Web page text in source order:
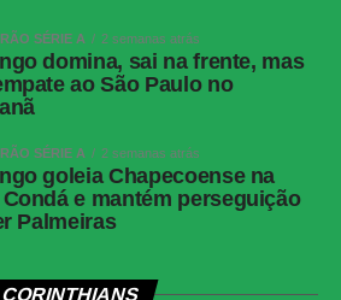
chutando para fora e depois
para jogo de volta
Gómez treina no gramado e
pressão ofensiva e por pouco não
SÉRIE A 2 semanas atrás
domina, sai na frente, mas
ao São Paulo no
SÉRIE A 2 semanas atrás
goleia Chapecoense na
e mantém perseguição
Palmeiras
CORINTHIANS